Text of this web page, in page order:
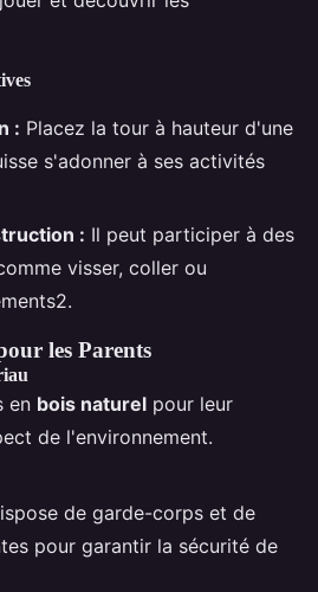
: Placez la tour à hauteur d'une
s'adonner à ses activités
: Il peut participer à des
visser, coller ou
les Parents
en bois naturel pour leur
de l'environnement.
de garde-corps et de
pour garantir la sécurité de